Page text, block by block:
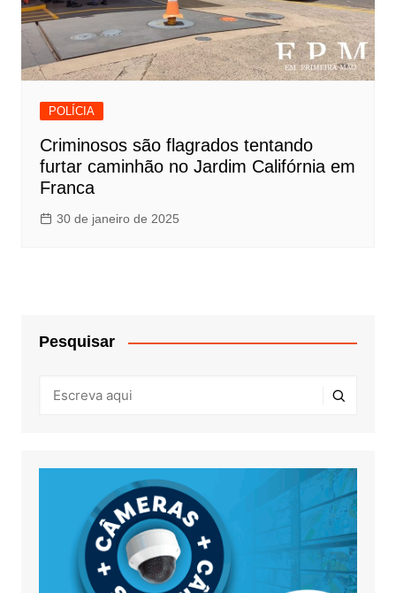
POLÍCIA
Criminosos são flagrados tentando
furtar caminhão no Jardim Califórnia em
Franca
30 de janeiro de 2025
Pesquisar